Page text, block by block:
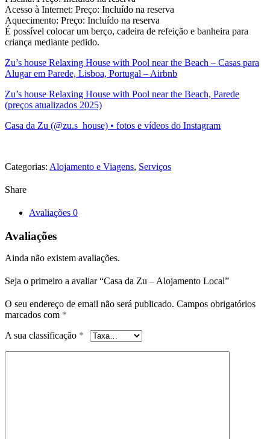
Acesso à Internet: Preço: Incluído na reserva
Aquecimento: Preço: Incluído na reserva
É possível colocar um berço, cadeira de refeição e banheira para
criança mediante pedido.
Zu’s house Relaxing House with Pool near the Beach – Casas para
Alugar em Parede, Lisboa, Portugal – Airbnb
Zu’s house Relaxing House with Pool near the Beach, Parede
(preços atualizados 2025)
Casa da Zu (@zu.s_house) • fotos e vídeos do Instagram
Categorias: Alojamento e Viagens, Serviços
Share
Avaliações 0
Avaliações
Ainda não existem avaliações.
Seja o primeiro a avaliar “Casa da Zu – Alojamento Local”
O seu endereço de email não será publicado. Campos obrigatórios
marcados com *
A sua classificação *